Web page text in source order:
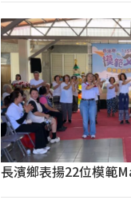
長濱鄉表揚22位模範